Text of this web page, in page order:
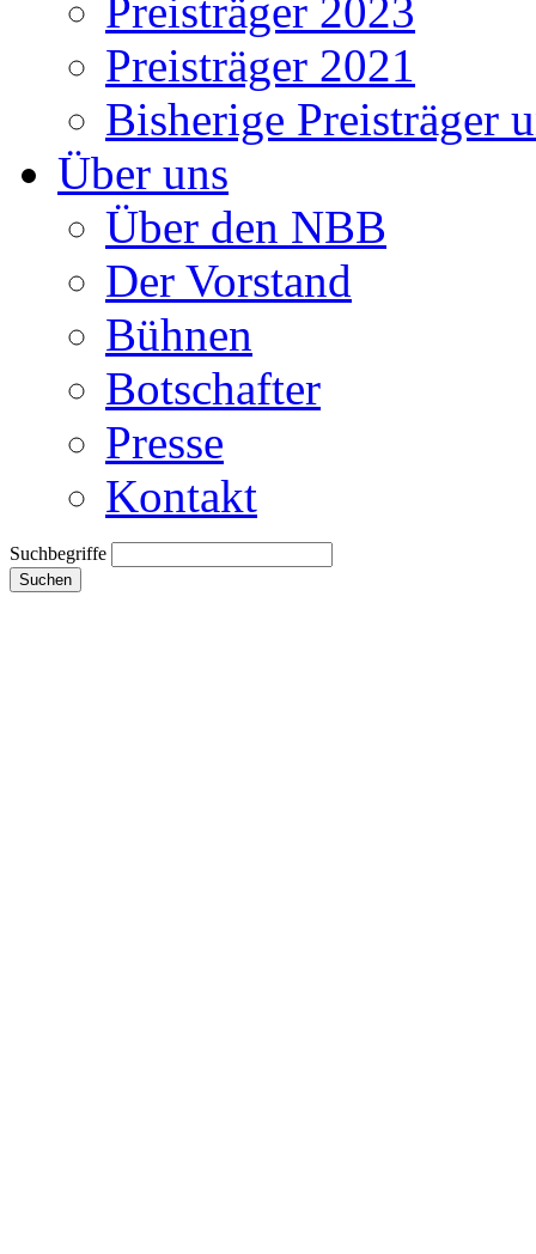
Preisträger 2023
Preisträger 2021
Bisherige Preisträger
Über uns
Über den NBB
Der Vorstand
Bühnen
Botschafter
Presse
Kontakt
Suchbegriffe
Suchen